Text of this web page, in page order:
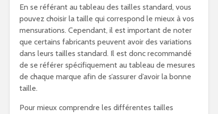
En se référant au tableau des tailles standard, vous
pouvez choisir la taille qui correspond le mieux à vos
mensurations. Cependant, il est important de noter
que certains fabricants peuvent avoir des variations
dans leurs tailles standard. Il est donc recommandé
de se référer spécifiquement au tableau de mesures
de chaque marque afin de s’assurer d’avoir la bonne
taille.
Pour mieux comprendre les différentes tailles